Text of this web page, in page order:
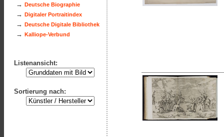
→ Deutsche Biographie
→ Digitaler Portraitindex
→ Deutsche Digitale Bibliothek
→ Kalliope-Verbund
Listenansicht:
Sortierung nach: